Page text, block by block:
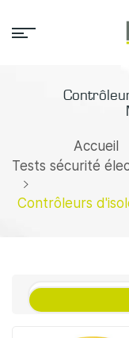
Accueil
Tests sécurité
Contrôleurs